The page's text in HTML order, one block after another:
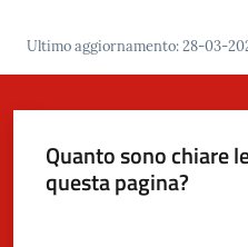
5x1000
Ultimo aggiornamento:28-03-
Quanto sono chiare
questa pagina?